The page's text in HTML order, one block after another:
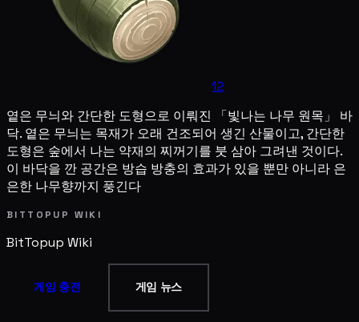
12
옅은 무늬와 간단한 도형으로 이뤄진 「빛나는 나무 원목」 바
닥. 옅은 무늬는 목재가 오래 건조되어 생긴 산물이고, 간단한
도형은 숲에서 나는 약재의 찌꺼기를 붓 삼아 그려낸 것이다.
이 바닥을 깐 공간은 방습 방충의 효과가 있을 뿐만 아니라 은
은한 나무향까지 풍긴다
BITTOPUP WIKI
BitTopup Wiki
게임 충전 게임 뉴스